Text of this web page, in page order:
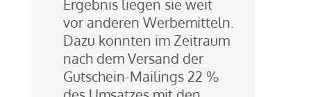
Ergebnis liegen sie weit
vor anderen Werbemitteln.
Dazu konnten im Zeitraum
nach dem Versand der
Gutschein-Mailings 22 %